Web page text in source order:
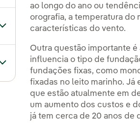
Alternar submenu de Nosso setor
Alternar submenu de Nosso
ao longo do ano ou
orografia, a temperatura do
características do vento.
Outra questão importante é
influencia o tipo de
fundações fixas, como
fixadas no leito marinho. Já
que estão atualmente em
um aumento dos custos e
já tem cerca de 20 anos de